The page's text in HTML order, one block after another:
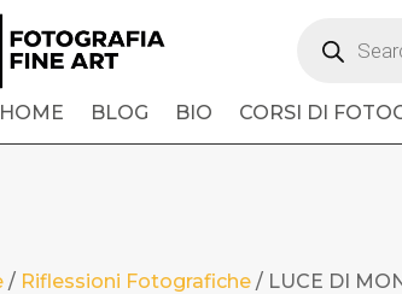
search
HOME BLOG BIO CORSI DI
/ Riflessioni Fotografiche / LUCE DI